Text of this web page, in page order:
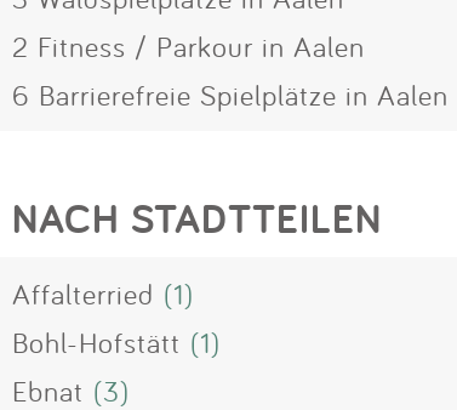
2 Fitness / Parkour in Aalen
6 Barrierefreie Spielplätze in Aalen
NACH STADTTEILEN
Affalterried (1)
Bohl-Hofstätt (1)
Ebnat (3)